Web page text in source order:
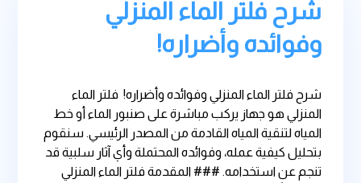
شرح فلتر الماء المنزلي
وفوائده وأضراره!
شرح فلتر الماء المنزلي وفوائده وأضراره! فلتر الماء
المنزلي هو جهاز يركب مباشرة على صنبور الماء أو خط
المياه لتنقية المياه القادمة من المصدر الرئيسي. سنقوم
بتحليل كيفية عمله، وفوائده المحتملة وأي آثار سلبية قد
تنجم عن استخدامه. ### المقدمة فلتر الماء المنزلي